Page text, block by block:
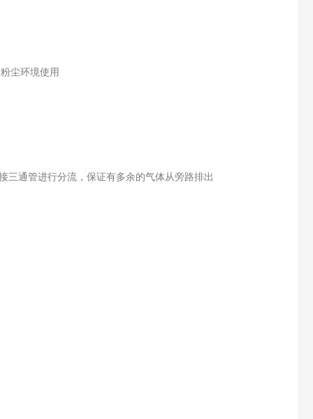
尘环境使用
三通管进行分流，保证有多余的气体从旁路排出